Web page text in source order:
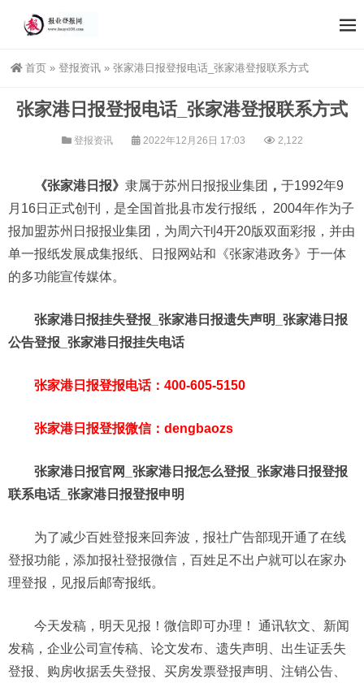
首页 » 登报资讯 » 张家港日报登报电话_张家港登报联系方式
张家港日报登报电话_张家港登报联系方式
登报资讯 2022年12月26日 17:03 2,122
《张家港日报》 隶属于苏州日报报业集团 ， 于1992年9
月16日正式创刊，是全国首批县市发行报纸， 2004年作为子
报加盟苏州日报报业集团，为周六刊4开20版双面彩报，并由
单一报纸发展成集报纸、日报网站和《张家港政务》于一体
的多功能宣传媒体。
张家港日报挂失登报_张家港日报遗失声明_张家港日报
公告登报_张家港日报挂失电话
张家港日报登报电话：400-605-5150
张家港日报登报微信：dengbaozs
张家港日报官网_张家港日报怎么登报_张家港日报登报
联系电话_张家港日报登报申明
为了减少百姓登报来回奔波，报社广告部现开通了在线
登报功能，添加报社登报微信，百姓足不出户就可以在家办
理登报，见报后邮寄报纸。
今天发稿，明天见报！微信即可办理！ 通讯软文、新闻
发稿，企业公司宣传稿、论文发布、遗失声明、出生证丢失
登报、购房收据丢失登报、买房发票登报声明、注销公告、